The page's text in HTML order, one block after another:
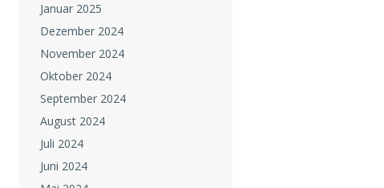
Januar 2025
Dezember 2024
November 2024
Oktober 2024
September 2024
August 2024
Juli 2024
Juni 2024